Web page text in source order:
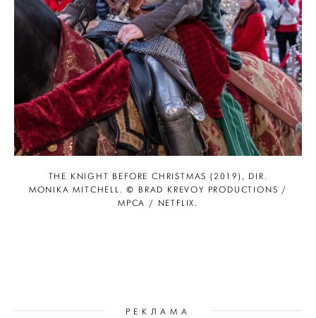
THE KNIGHT BEFORE CHRISTMAS (2019), DIR.
MONIKA MITCHELL. © BRAD KREVOY PRODUCTIONS /
MPCA / NETFLIX.
РЕКЛАМА